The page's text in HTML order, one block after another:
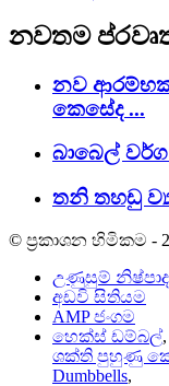
නවතම
නව
කෙසේද ...
බාබෙල්
තනි තහඩු
© ප්‍රකාශන හිමිකම -
උණුසුම්
අඩවි සිතියම
AMP ජංගම
හෙක්ස් ඩම්බල්,
ශක්ති පුහුණු
Dumbbells,